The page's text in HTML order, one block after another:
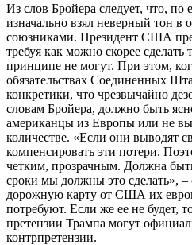
Из слов Бройера следует, что,
изначально взял неверный тон в
союзниками. Президент США
требуя как можно скорее сделать
принципе не могут. При этом,
обязательствах Соединенных
конкретики, что чрезвычайно
словам Бройера, должно быть
американцы из Европы или не
количестве. «Если они выводят
компенсировать эти потери.
четким, прозрачным. Должна
сроки мы должны это сделать», –
дорожную карту от США их
потребуют. Если же ее не будет,
претензии Трампа могут
контрпретензии.